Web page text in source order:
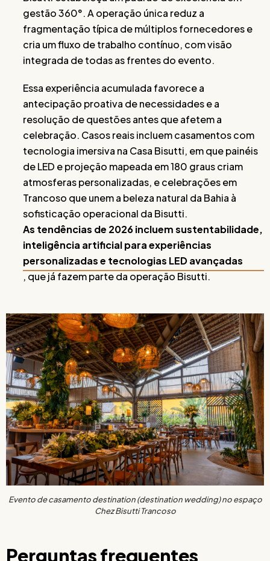
gestão 360°. A operação única reduz a
fragmentação típica de múltiplos fornecedores e
cria um fluxo de trabalho contínuo, com visão
integrada de todas as frentes do evento.
Essa experiência acumulada favorece a
antecipação proativa de necessidades e a
resolução de questões antes que afetem a
celebração. Casos reais incluem casamentos com
tecnologia imersiva na Casa Bisutti, em que painéis
de LED e projeção mapeada em 180 graus criam
atmosferas personalizadas, e celebrações em
Trancoso que unem a beleza natural da Bahia à
sofisticação operacional da Bisutti.
As tendências de 2026 incluem sustentabilidade,
inteligência artificial para experiências
personalizadas e tecnologias LED avançadas
, que já fazem parte da operação Bisutti.
Evento de casamento destination (destination wedding) no espaço
Chez Bisutti Trancoso
Perguntas frequentes